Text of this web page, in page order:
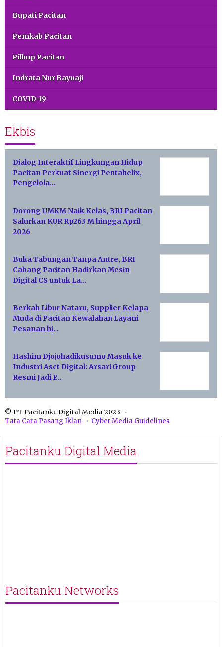
Bupati Pacitan
Pemkab Pacitan
Pilbup Pacitan
Indrata Nur Bayuaji
COVID-19
Ekbis
Dialog Interaktif Lingkungan Hidup
Pacitan Perkuat Sinergi Pentahelix,
Pengelola…
Dorong UMKM Naik Kelas, BRI Pacitan
Salurkan KUR Rp263 M hingga April
2026
Buka Tabungan Tanpa Antre, BRI
Cabang Pacitan Hadirkan Mesin
Digital CS untuk La…
Berkah Libur Nataru, Supplier Kelapa
Muda di Pacitan Kewalahan Layani
Pesanan hi…
Hashim Djojohadikusumo Masuk ke
Industri Aset Digital: Arsari Group
Resmi Jadi P…
© PT Pacitanku Digital Media 2023
Tata Cara Pasang Iklan
Cyber Media Guidelines
Pacitanku Digital Media
Pacitanku Networks